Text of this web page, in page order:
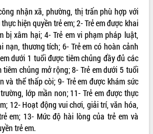
nhận xã, phường, thị trấn phù hợp với
hiện quyền trẻ em; 2- Trẻ em được khai
bị xâm hại; 4- Trẻ em vi phạm pháp luật,
nạn, thương tích; 6- Trẻ em có hoàn cảnh
dưới 1 tuổi được tiêm chủng đầy đủ các
chủng mở rộng; 8- Trẻ em dưới 5 tuổi
và thể thấp còi; 9- Trẻ em được khám sức
lớp mần non; 11- Trẻ em được thực
12- Hoạt động vui chơi, giải trí, văn hóa,
em; 13- Mức độ hài lòng của trẻ em và
trẻ em.